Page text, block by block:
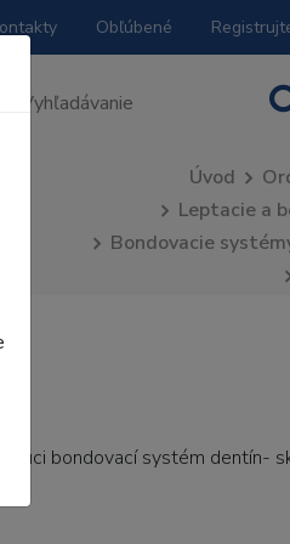
Obľúbené
Úvod
Leptacie a
Bondovacie
bondovací systém dentín-